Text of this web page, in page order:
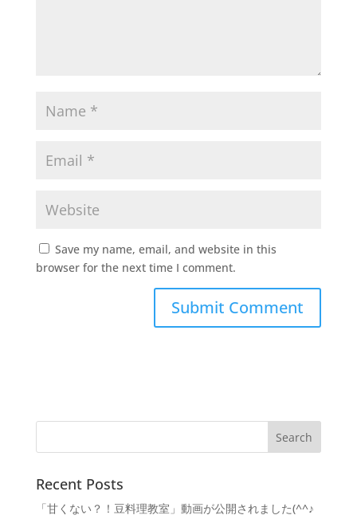
Save my name, email, and website in this
browser for the next time I comment.
Recent Posts
「甘くない？！豆料理教室」動画が公開されました(^^♪